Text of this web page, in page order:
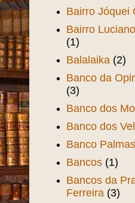
Bairro Jóquei
Bairro
(1)
Balalaika (2)
Banco da
(3)
Banco dos
Banco dos
Banco Palmas
Bancos (1)
Bancos da
Ferreira (3)